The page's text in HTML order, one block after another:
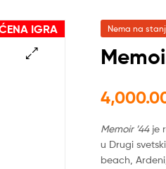
IGRA Nema na
Memoir ’44je
u Drugi
beach,